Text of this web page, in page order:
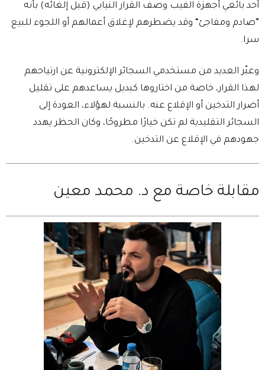
أحد بائعي أجهزة الفيب وصف القرار النيابي (قبل إلغائه) بأنه
”صادم ومفاجئ“ وقد يضطرهم لإغلاق أعمالهم أو اللجوء للبيع
سرا.
وعبّر العديد من مستخدمي السجائر الإلكترونية عن ارتياحهم
لهذا القرار، خاصة من اختاروها كبديل يساعدهم على تقليل
أضرار التدخين أو الإقلاع عنه. بالنسبة لهؤلاء، العودة إلى
السجائر التقليدية لم تكن خيارًا مطروحًا، وكان الحظر يهدد
جهودهم في الإقلاع عن التدخين.
مقابلة خاصة مع د. محمد معين